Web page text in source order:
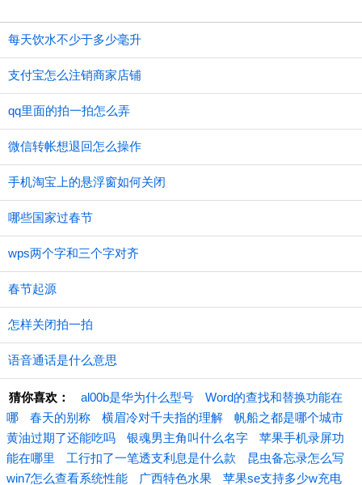
每天饮水不少于多少毫升
支付宝怎么注销商家店铺
qq里面的拍一拍怎么弄
微信转帐想退回怎么操作
手机淘宝上的悬浮窗如何关闭
哪些国家过春节
wps两个字和三个字对齐
春节起源
怎样关闭拍一拍
语音通话是什么意思
猜你喜欢： al00b是华为什么型号
Word的查找和替换功能在
哪
春天的别称 横眉冷对千夫指的理解
帆船之都是哪个城市
黄油过期了还能吃吗
银魂男主角叫什么名字
苹果手机录屏功
能在哪里
工行扣了一笔透支利息是什么款
昆虫备忘录怎么写
win7怎么查看系统性能
广西特色水果 苹果se支持多少w充电